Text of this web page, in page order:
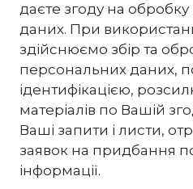
даєте згоду на
даних. При
здійснюємо збір та
персональних даних,
ідентифікацією,
матеріалів по Вашій
Ваші запити і листи,
заявок на придбання
інформації.